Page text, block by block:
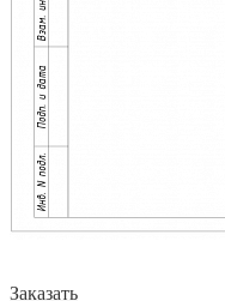
Заказать